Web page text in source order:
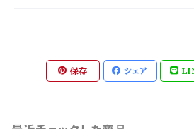
保存 シェア